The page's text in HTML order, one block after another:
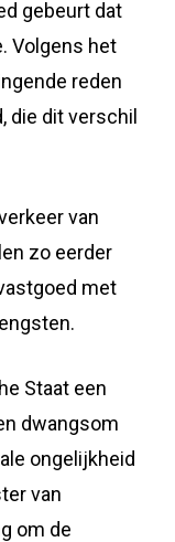
gebeurt dat
Volgens het
reden
die dit verschil
van
zo eerder
met
Staat een
dwangsom
ongelijkheid
van
om de